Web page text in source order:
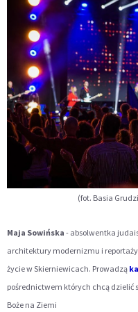
(fot. Basia
Maja Sowińska - absolwentka
architektury modernizmu i
życie w Skierniewicach. Prowadzą
pośrednictwem których chcą dzielić
Boże na Ziemi